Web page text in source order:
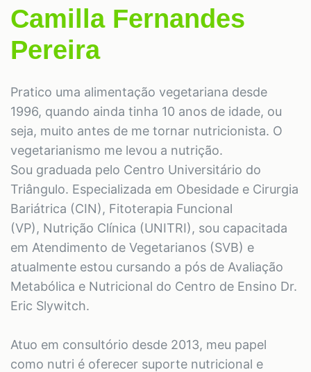
Camilla Fernandes
Pereira
Pratico uma alimentação vegetariana desde
1996, quando ainda tinha 10 anos de idade, ou
seja, muito antes de me tornar nutricionista. O
vegetarianismo me levou a nutrição.
Sou graduada pelo Centro Universitário do
Triângulo. Especializada em Obesidade e Cirurgia
Bariátrica (CIN), Fitoterapia Funcional
(VP), Nutrição Clínica (UNITRI), sou capacitada
em Atendimento de Vegetarianos (SVB) e
atualmente estou cursando a pós de Avaliação
Metabólica e Nutricional do Centro de Ensino Dr.
Eric Slywitch.
Atuo em consultório desde 2013, meu papel
como nutri é oferecer suporte nutricional e